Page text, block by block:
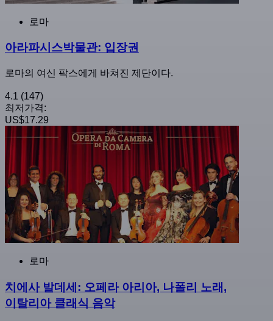
로마
아라파시스박물관: 입장권
로마의 여신 팍스에게 바쳐진 제단이다.
4.1 (147)
최저가격:
US$17.29
로마
치에사 발데세: 오페라 아리아, 나폴리 노래,
이탈리아 클래식 음악